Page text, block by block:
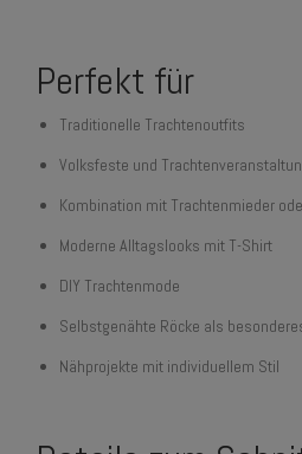
Perfekt für
Traditionelle Trachtenoutfits
Volksfeste und
Kombination mit Trachtenmieder
Moderne Alltagslooks mit T-Shirt
DIY Trachtenmode
Selbstgenähte Röcke als
Nähprojekte mit individuellem Stil